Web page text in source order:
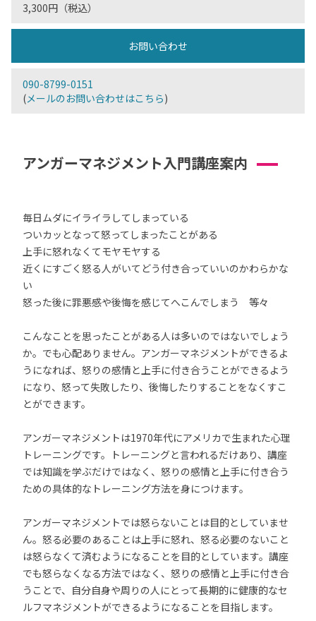
3,300円（税込）
お問い合わせ
090-8799-0151
(メールのお問い合わせはこちら)
アンガーマネジメント入門講座案内
毎日ムダにイライラしてしまっている
ついカッとなって怒ってしまったことがある
上手に怒れなくてモヤモヤする
近くにすごく怒る人がいてどう付き合っていいのかわらかな
い
怒った後に罪悪感や後悔を感じてへこんでしまう 等々
こんなことを思ったことがある人は多いのではないでしょう
か。でも心配ありません。アンガーマネジメントができるよ
うになれば、怒りの感情と上手に付き合うことができるよう
になり、怒って失敗したり、後悔したりすることをなくすこ
とができます。
アンガーマネジメントは1970年代にアメリカで生まれた心理
トレーニングです。トレーニングと言われるだけあり、講座
では知識を学ぶだけではなく、怒りの感情と上手に付き合う
ための具体的なトレーニング方法を身につけます。
アンガーマネジメントでは怒らないことは目的としていませ
ん。怒る必要のあることは上手に怒れ、怒る必要のないこと
は怒らなくて済むようになることを目的としています。講座
でも怒らなくなる方法ではなく、怒りの感情と上手に付き合
うことで、自分自身や周りの人にとって長期的に健康的なセ
ルフマネジメントができるようになることを目指します。